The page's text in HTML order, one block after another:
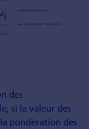
des
si la valeur des
pondération des